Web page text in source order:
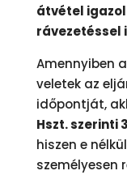
átvétel
rávezetéssel
Amennyiben
veletek az
időpontját,
Hszt. szerinti
hiszen e
személyesen